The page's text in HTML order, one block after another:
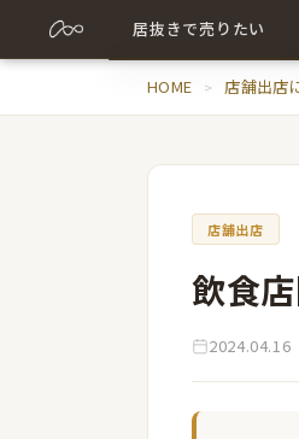
居抜きで売りたい
売却について詳しく
HOME 店舗出店
店舗出店
飲食
2024.04.16